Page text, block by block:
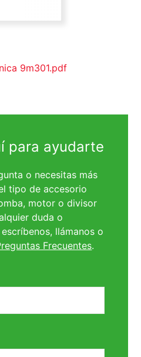
9m301.pdf
para ayudarte
o necesitas más
tipo de accesorio
motor o divisor
duda o
llámanos o
Frecuentes.